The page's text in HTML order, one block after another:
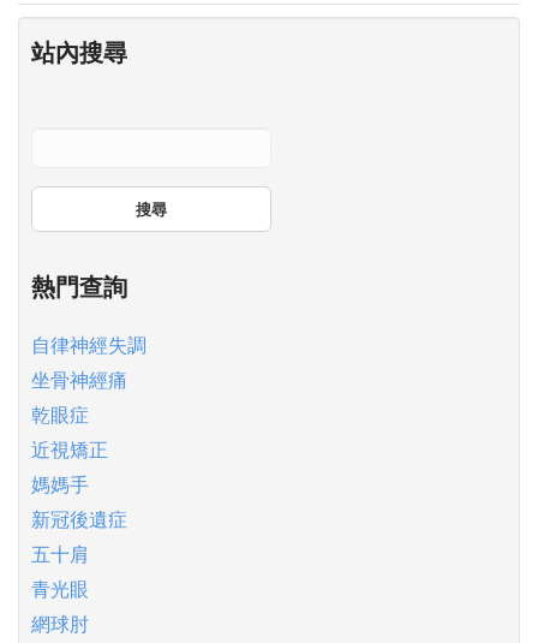
站內搜尋
搜尋
熱門查詢
自律神經失調
坐骨神經痛
乾眼症
近視矯正
媽媽手
新冠後遺症
五十肩
青光眼
網球肘